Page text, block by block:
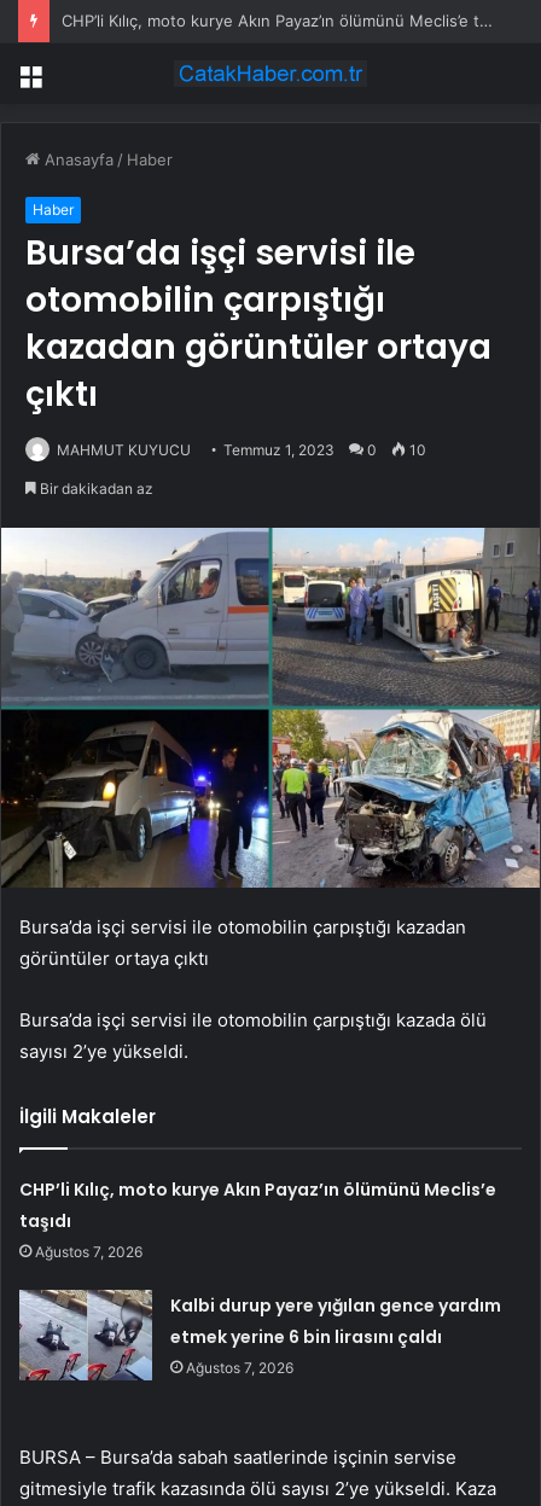
CHP’li Kılıç, moto kurye Akın Payaz’ın ölümünü Meclis’e taşıdı
Menü
Anasayfa / Haber
Haber
Bursa’da işçi servisi ile
otomobilin çarpıştığı
kazadan görüntüler ortaya
çıktı
MAHMUT KUYUCU Temmuz 1, 2023 0 10
Bir dakikadan az
Bursa’da işçi servisi ile otomobilin çarpıştığı kazadan
görüntüler ortaya çıktı
Bursa’da işçi servisi ile otomobilin çarpıştığı kazada ölü
sayısı 2’ye yükseldi.
İlgili Makaleler
CHP’li Kılıç, moto kurye Akın Payaz’ın ölümünü Meclis’e
taşıdı
Ağustos 7, 2026
Kalbi durup yere yığılan gence yardım
etmek yerine 6 bin lirasını çaldı
Ağustos 7, 2026
BURSA – Bursa’da sabah saatlerinde işçinin servise
gitmesiyle trafik kazasında ölü sayısı 2’ye yükseldi. Kaza